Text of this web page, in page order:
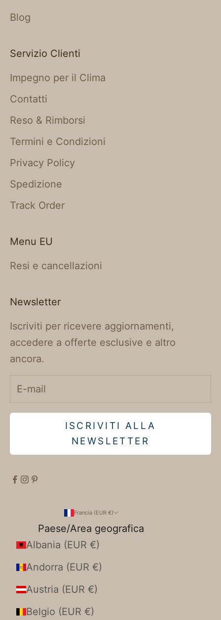
Blog
Servizio Clienti
Impegno per il Clima
Contatti
Reso & Rimborsi
Termini e Condizioni
Privacy Policy
Spedizione
Track Order
Menu EU
Resi e cancellazioni
Newsletter
Iscriviti per ricevere aggiornamenti,
accedere a offerte esclusive e altro
ancora.
ISCRIVITI ALLA
NEWSLETTER
Francia (EUR €)
Paese/Area geografica
Albania (EUR €)
Andorra (EUR €)
Austria (EUR €)
Belgio (EUR €)